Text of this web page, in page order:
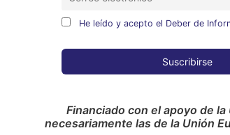
He leído y acepto el Deber de
Financiado con el apoyo de
necesariamente las de la Unión